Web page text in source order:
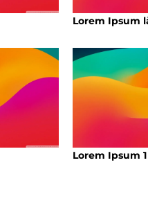
Lorem Ipsum
Lorem Ipsum 1